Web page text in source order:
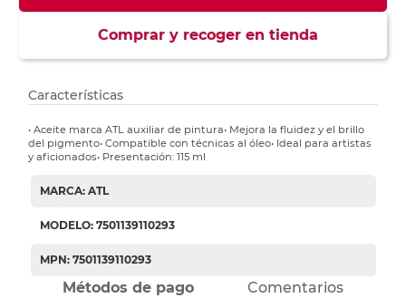
Comprar y recoger en tienda
Características
• Aceite marca ATL auxiliar de pintura• Mejora la fluidez y el brillo
del pigmento• Compatible con técnicas al óleo• Ideal para artistas
y aficionados• Presentación: 115 ml
MARCA: ATL
MODELO: 7501139110293
MPN: 7501139110293
Métodos de pago Comentarios